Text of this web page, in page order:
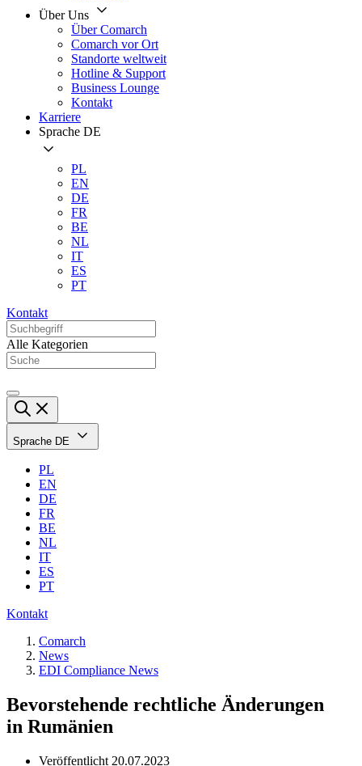
Über Uns
Über Comarch
Comarch vor Ort
Standorte weltweit
Hotline & Support
Business Lounge
Kontakt
Karriere
Sprache DE
PL
EN
DE
FR
BE
NL
IT
ES
PT
Kontakt
Alle Kategorien
Sprache DE
PL
EN
DE
FR
BE
NL
IT
ES
PT
Kontakt
Comarch
News
EDI Compliance News
Bevorstehende rechtliche Änderungen
in Rumänien
Veröffentlicht 20.07.2023